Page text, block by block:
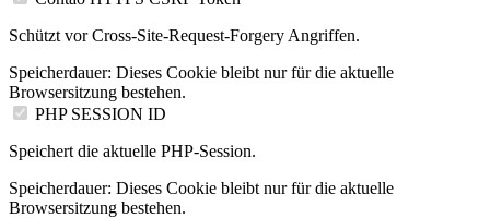
Schützt vor Cross-Site-Request-Forgery Angriffen.
Speicherdauer: Dieses Cookie bleibt nur für die aktuelle
Browsersitzung bestehen.
PHP SESSION ID
Speichert die aktuelle PHP-Session.
Speicherdauer: Dieses Cookie bleibt nur für die aktuelle
Browsersitzung bestehen.